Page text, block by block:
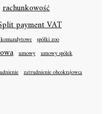
rachunkowość
payment VAT
spółki zoo
umowy umowy spółek
zatrudnienie obcokrajowca